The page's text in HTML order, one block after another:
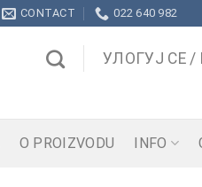
CONTACT 022 640 982
УЛОГУЈ СЕ /
O PROIZVODU INFO